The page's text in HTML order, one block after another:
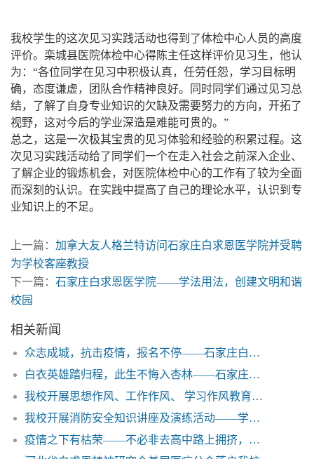
我校学生的这次见习实践活动也得到了体检中心人员的高度
评价。栾城县医院体检中心得陈主任这样评价见习生，他认
为：“各位同学在见习中积极认真，任劳任怨，学习目标明
确，态度谦虚，团队合作精神良好。同时同学们通过见习总
结，了解了自身专业知识的欠缺及需要努力的方向，开拓了
视野，这对今后的学业深造是难能可贵的。”
总之，这是一次极其宝贵的见习体验和经验的积累过程。这
次见习实践活动给了同学们一个在走入社会之前深入企业、
了解企业的锻炼机会，对医院体检中心的工作有了较为全面
而深刻的认识。在实践中提高了自己的理论水平，认识到专
业知识上的不足。
上一篇： 加拿大友人格兰特访问石家庄白求恩医学院并受聘
为学校客座教授
下一篇： 石家庄白求恩医学院——学法用法，创建文明和谐
校园
相关新闻
众志成城，抗击疫情，报名不停——石家庄白求恩医学中等专业学校在行动
白衣英雄踏归程，此生不悔入杏林——石家庄白求恩医学院
我校开展思想作风、工作作风、 学习作风教育整顿活动
我校开展消防安全知识讲座及演练活动——学会逃生 我们在行动
疫情之下有枯荣——不必非去高中路上拥挤，走中专道路一样坦荡